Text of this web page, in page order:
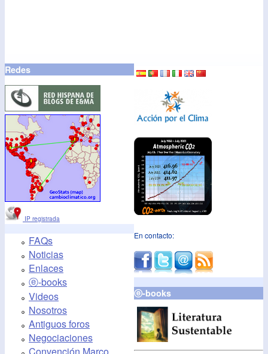
Redes
IP registrada
FAQs
Noticias
Enlaces
ⓔ-books
Videos
Nosotros
Antiguos foros
Negociaciones
Convención Marco
En contacto:
ⓔ-books